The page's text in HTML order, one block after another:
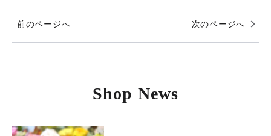
前のページへ 次のページへ
Shop News